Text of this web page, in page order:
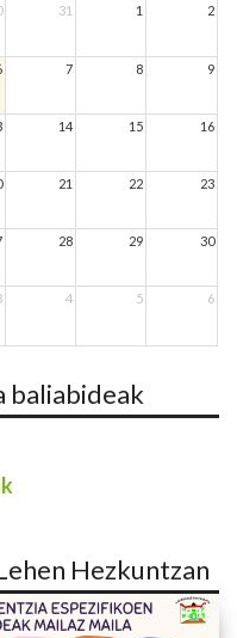
31 1 2
7 8 9
14 15 16
21 22 23
28 29 30
4 5 6
baliabideak
Hezkuntzan